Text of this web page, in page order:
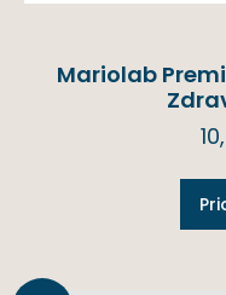
Mariolab